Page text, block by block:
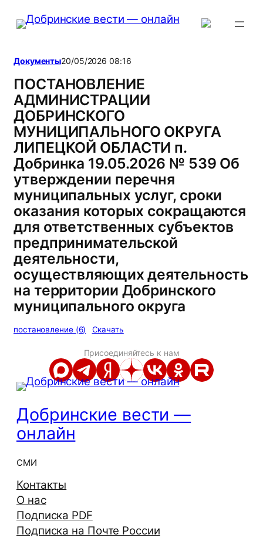
Перейти
Документы20/05/2026 08:16
ПОСТАНОВЛЕНИЕ
АДМИНИСТРАЦИИ
ДОБРИНСКОГО
МУНИЦИПАЛЬНОГО ОКРУГА
ЛИПЕЦКОЙ ОБЛАСТИ п.
Добринка 19.05.2026 № 539 Об
утверждении перечня
муниципальных услуг, сроки
оказания которых сокращаются
для ответственных субъектов
предпринимательской
деятельности,
осуществляющих деятельность
на территории Добринского
муниципального округа
постановление (6) Скачать
Присоединяйтесь к нам
Добринские вести —
онлайн
СМИ
Контакты
О нас
Подписка PDF
Подписка на Почте России